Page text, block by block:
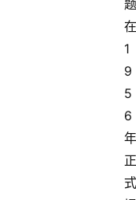
题
在
1
9
5
6
年
正
式